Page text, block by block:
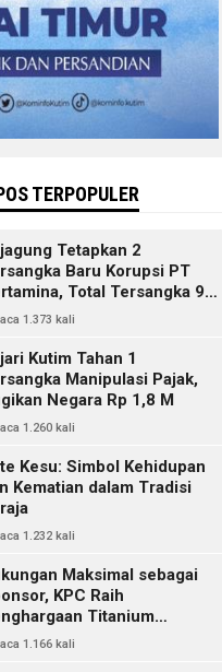
TERPOPULER
Tetapkan 2
Baru Korupsi PT
Total Tersangka 9
1.373 kali
Kutim Tahan 1
Manipulasi Pajak,
Negara Rp 1,8 M
1.260 kali
Kesu: Simbol Kehidupan
Kematian dalam Tradisi
1.232 kali
Maksimal sebagai
KPC Raih
Titanium
Kutim
1.166 kali